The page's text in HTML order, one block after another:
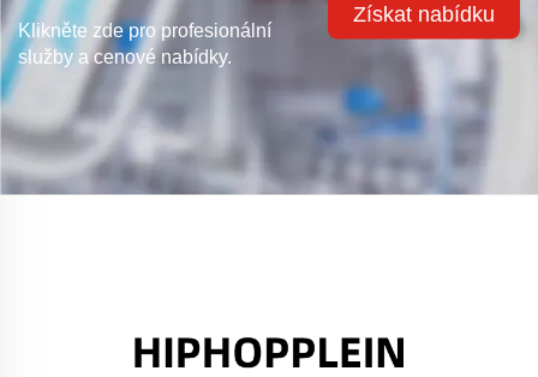
Klikněte zde pro profesionální
služby a cenové nabídky.
Získat nabídku